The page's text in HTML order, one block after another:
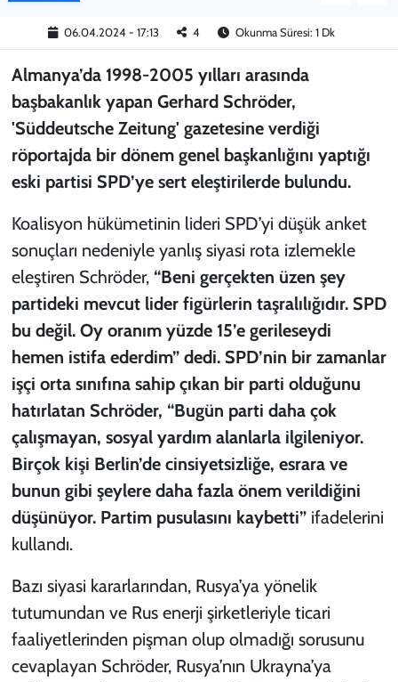
06.04.2024 - 17:13 4 Okunma Süresi: 1 Dk
Almanya’da 1998-2005 yılları arasında
başbakanlık yapan Gerhard Schröder,
'Süddeutsche Zeitung' gazetesine verdiği
röportajda bir dönem genel başkanlığını yaptığı
eski partisi SPD’ye sert eleştirilerde bulundu.
Koalisyon hükümetinin lideri SPD’yi düşük anket
sonuçları nedeniyle yanlış siyasi rota izlemekle
eleştiren Schröder, “Beni gerçekten üzen şey
partideki mevcut lider figürlerin taşralılığıdır. SPD
bu değil. Oy oranım yüzde 15’e gerileseydi
hemen istifa ederdim” dedi. SPD’nin bir zamanlar
işçi orta sınıfına sahip çıkan bir parti olduğunu
hatırlatan Schröder, “Bugün parti daha çok
çalışmayan, sosyal yardım alanlarla ilgileniyor.
Birçok kişi Berlin’de cinsiyetsizliğe, esrara ve
bunun gibi şeylere daha fazla önem verildiğini
düşünüyor. Partim pusulasını kaybetti”ifadelerini
kullandı.
Bazı siyasi kararlarından, Rusya’ya yönelik
tutumundan ve Rus enerji şirketleriyle ticari
faaliyetlerinden pişman olup olmadığı sorusunu
cevaplayan Schröder, Rusya’nın Ukrayna’ya